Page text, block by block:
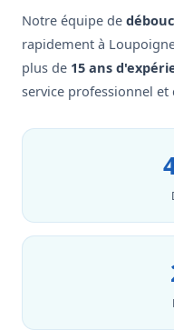
Notre équipe de
rapidement à
plus de 15 ans
service professionnel